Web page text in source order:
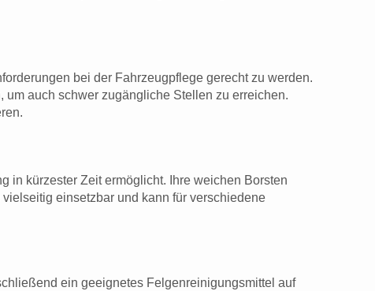
bei der Fahrzeugpflege gerecht zu werden.
auch schwer zugängliche Stellen zu erreichen.
in kürzester Zeit ermöglicht. Ihre weichen Borsten
einsetzbar und kann für verschiedene
ein geeignetes Felgenreinigungsmittel auf